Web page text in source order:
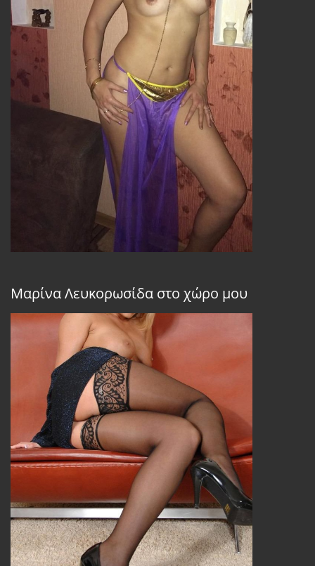
Μαρίνα Λευκορωσίδα στο χώρο μου